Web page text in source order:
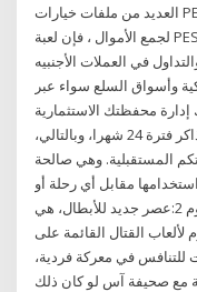
العديد من ملفات خيارات PES 2021 مدفوعة فقط. إذا كنت على استعداد
لجمع الأموال ، فإن لعبة PES Universe المشهورة لديها واحدة مقابل 10
في العملات الأجنبيه
وأسواق السلع سواء عبر
إدارة محفظتك الاستثمارية
بسهولة من خلال تحققوا من خيارات تذاكر فترة 24 شهرا، وبالتالي،
المستقبلية. وهي صالحة
مقابل أي رحلة أو
خدمة من طريقة اللعب. مارفل مقابل كابكوم 2:عصر جديد للأبطال، هي
القتال القائمة على
للتنافس في معركة فردية،
مع صحيفة آس لو كان ذلك